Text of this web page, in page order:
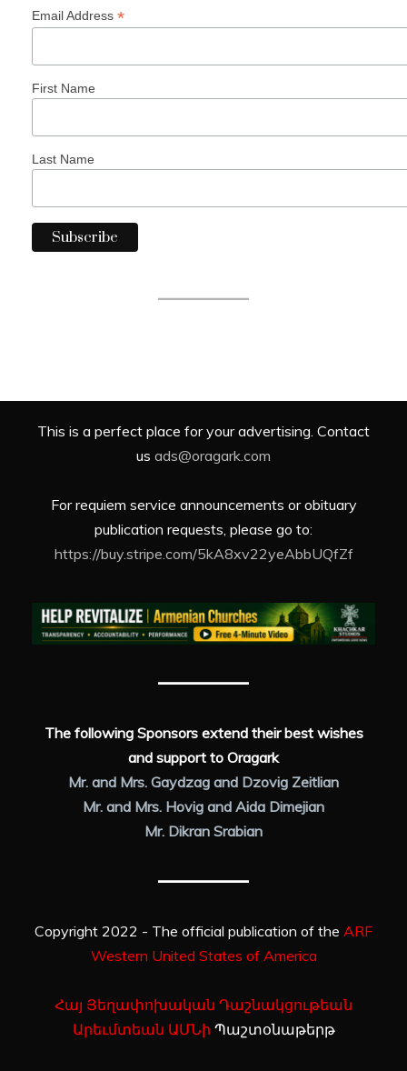
Email Address *
First Name
Last Name
This is a perfect place for your advertising. Contact
us ads@oragark.com
For requiem service announcements or obituary
publication requests, please go to:
https://buy.stripe.com/5kA8xv22yeAbbUQfZf
The following Sponsors extend their best wishes
and support to Oragark
Mr. and Mrs. Gaydzag and Dzovig Zeitlian
Mr. and Mrs. Hovig and Aida Dimejian
Mr. Dikran Srabian
Copyright 2022 - The official publication of the ARF
Western United States of America
Հայ Յեղափոխական Դաշնակցութեան
Արեւմտեան ԱՄՆի Պաշտօնաթերթ